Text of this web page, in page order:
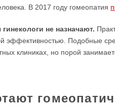
В 2017 году гомеопатия
не назначают.
эффективностью. Подобные
клиниках, но порой